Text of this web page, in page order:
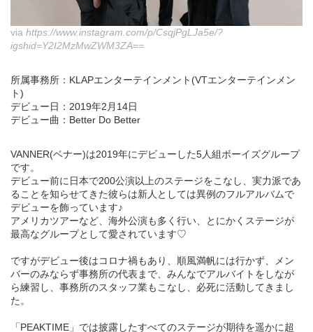
via https://www.instagram.com/p/CsqjPgLJa5e/?
igshid=Y2I2MzMwZWM3ZA==
所属事務所：KLAPエンターテインメント(VTエンターテインメン
ト)
デビュー日：2019年2月14日
デビュー曲：Better Do Better
VANNER(ベナー)は2019年にデビューした5人組ボーイズグループ
です。
デビュー前に日本で200公演以上のステージをこなし、実力派であ
ることを知らせてきた彼らは新人としては異例のフルアルバムで
デビューを飾っています♪
アメリカツアーなど、海外公演も多く行い、とにかくステージが
最高なグループとして愛されています♡
ですがデビュー後はコロナ禍もあり、順風満帆には行かず、メン
バーのみならず事務所の代表まで、みんなでアルバイトをしなが
ら練習し、事務所のスタッフ業もこなし、必死に活動してきまし
た。
「PEAKTIME」では披露したすべてのステージが期待を遥かに超